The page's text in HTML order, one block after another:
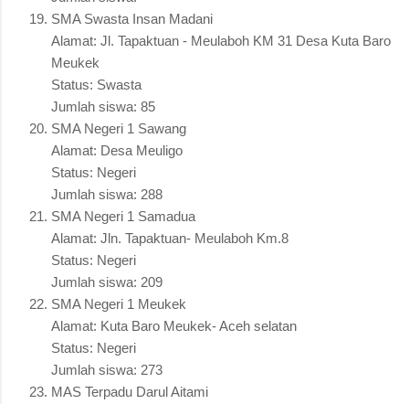
SMA Swasta Insan Madani
Alamat: Jl. Tapaktuan - Meulaboh KM 31 Desa Kuta Baro
Meukek
Status: Swasta
Jumlah siswa: 85
SMA Negeri 1 Sawang
Alamat: Desa Meuligo
Status: Negeri
Jumlah siswa: 288
SMA Negeri 1 Samadua
Alamat: Jln. Tapaktuan- Meulaboh Km.8
Status: Negeri
Jumlah siswa: 209
SMA Negeri 1 Meukek
Alamat: Kuta Baro Meukek- Aceh selatan
Status: Negeri
Jumlah siswa: 273
MAS Terpadu Darul Aitami